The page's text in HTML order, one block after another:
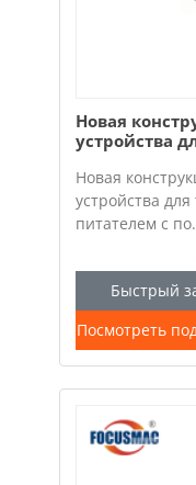
Новая
устройства
Новая
устройства
питателем с
Быстрый
Посмотреть